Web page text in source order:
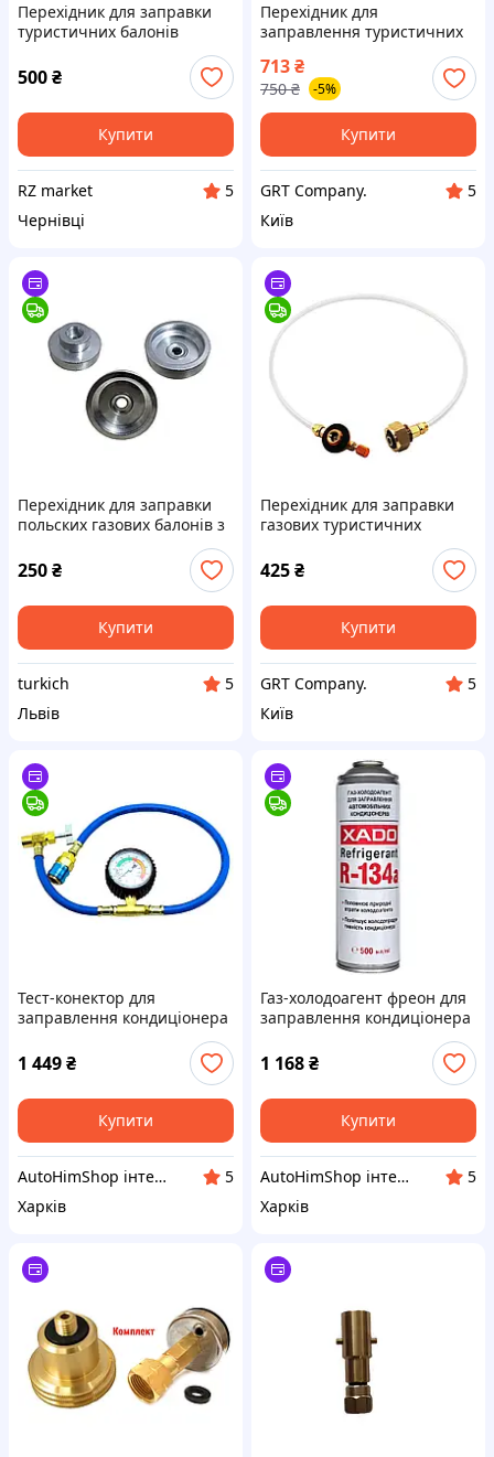
Перехідник для заправки
туристичних балонів
(різьбових та цангових) з
додатковим вентилем
скидання тиску
500₴
Купити
RZ market
5
Чернівці
Перехідник для
заправлення туристичних
газових балонів у сталевому
обплетенні 100 см. +
адаптер
713₴
750 ₴ -5%
Купити
GRT Company.
5
Київ
Перехідник для заправки
польских газових балонів з
адаптер для заправки
польского газового балона
250₴
Купити
turkich
5
Львів
Перехідник для заправки
газових туристичних
балонів з різьбовим типом
підключення epi-gas, з
вентилем.
425₴
Купити
GRT Company.
5
Київ
Тест-конектор для
заправлення кондиціонера
1 449₴
Купити
AutoHimShop інтернет-крамниця автохімії
5
Харків
Газ-холодоагент фреон для
заправлення кондиціонера
1 168₴
Купити
AutoHimShop інтернет-крамниця автохімії
5
Харків